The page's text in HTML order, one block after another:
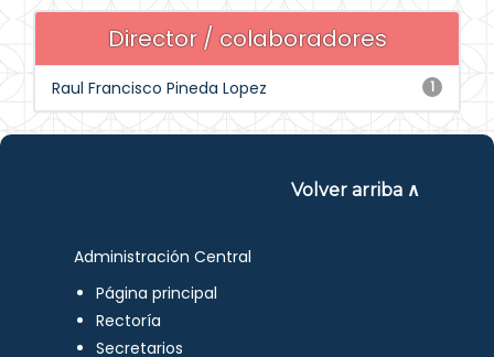
Director / colaboradores
1
Raul Francisco Pineda Lopez
Volver arriba ∧
Administración Central
Página principal
Rectoría
Secretarios